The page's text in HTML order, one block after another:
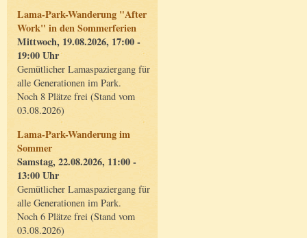
Lama-Park-Wanderung "After
Work" in den Sommerferien
Mittwoch, 19.08.2026, 17:00 -
19:00 Uhr
Gemütlicher Lamaspaziergang für
alle Generationen im Park.
Noch 8 Plätze frei (Stand vom
03.08.2026)
Lama-Park-Wanderung im
Sommer
Samstag, 22.08.2026, 11:00 -
13:00 Uhr
Gemütlicher Lamaspaziergang für
alle Generationen im Park.
Noch 6 Plätze frei (Stand vom
03.08.2026)